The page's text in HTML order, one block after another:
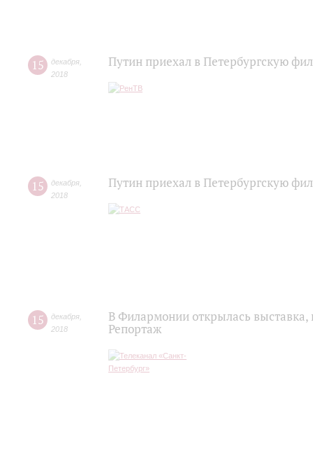
15 декабря
2018
Путин приехал в Петербургскую
15 декабря
2018
Путин приехал в Петербургскую
15 декабря
2018
В Филармонии открылась
Репортаж